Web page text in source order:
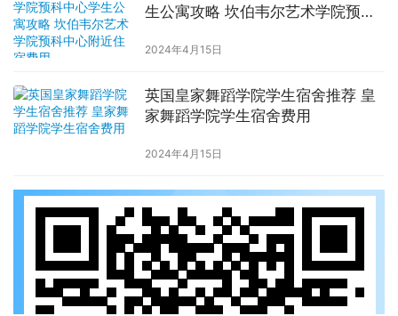
生公寓攻略 坎伯韦尔艺术学院预科
2024年4月15日
英国皇家舞蹈学院学生宿舍推荐 皇
家舞蹈学院学生宿舍费用
2024年4月15日